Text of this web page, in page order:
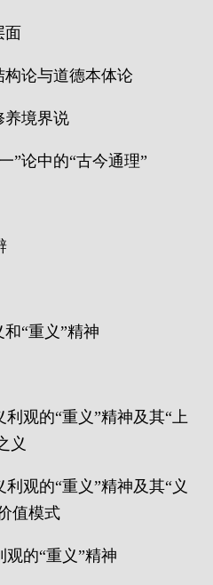
面
构论与道德本体论
养境界说
”论中的“古今通理”
“重义”精神
观的“重义”精神及其“上
义
观的“重义”精神及其“义
值模式
观的“重义”精神